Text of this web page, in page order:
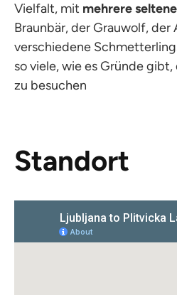
Vielfalt, mit mehrere
Braunbär, der Grauwolf, der
verschiedene
so viele, wie es Gründe
zu besuchen
Standort